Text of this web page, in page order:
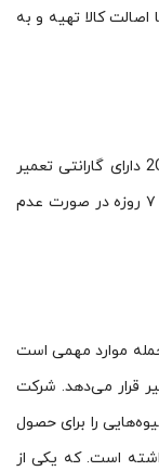
کالا تهیه و به
کمپرسور پیستونی ۴ اسب بخار چهار فاز 2CES-4 دارای گارانتی تعمیر
رایگان در صورت ایجاد مشکل و ضمانت بازگشت ۷ روزه در صورت عدم
موارد مهمی است
اسب را تحت تاثیر قرار می­‌دهد. شرکت
را برای حصول
است. که یکی از